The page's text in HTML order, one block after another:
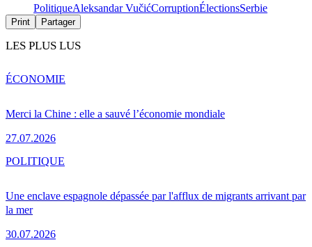
PolitiqueAleksandar VučićCorruptionÉlectionsSerbie
Print Partager
LES PLUS LUS
Merci la Chine : elle a sauvé l’économie mondiale
27.07.2026
ÉCONOMIE
Une enclave espagnole dépassée par l'afflux de migrants arrivant par
la mer
30.07.2026
POLITIQUE